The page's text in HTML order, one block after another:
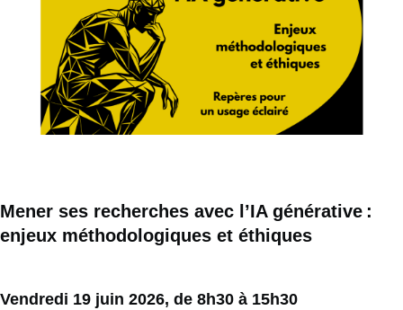
Mener ses recherches avec l’IA générative :
enjeux méthodologiques et éthiques
Vendredi 19 juin 2026, de 8h30 à 15h30